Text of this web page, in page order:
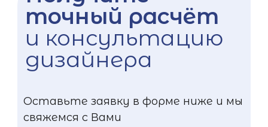
точный расчёт
и консультацию
дизайнера
Оставьте заявку в форме ниже и мы
свяжемся с Вами